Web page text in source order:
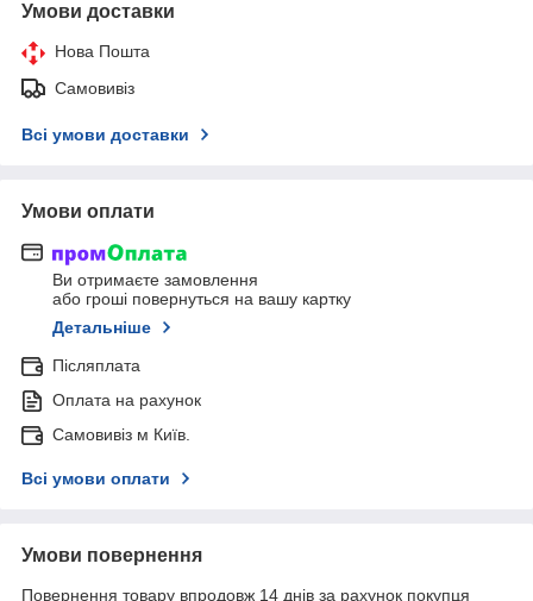
Умови доставки
Нова Пошта
Самовивіз
Всі умови доставки
Умови оплати
Ви отримаєте замовлення
або гроші повернуться на вашу картку
Детальніше
Післяплата
Оплата на рахунок
Самовивіз м Київ.
Всі умови оплати
Умови повернення
Повернення товару впродовж 14 днів за рахунок покупця